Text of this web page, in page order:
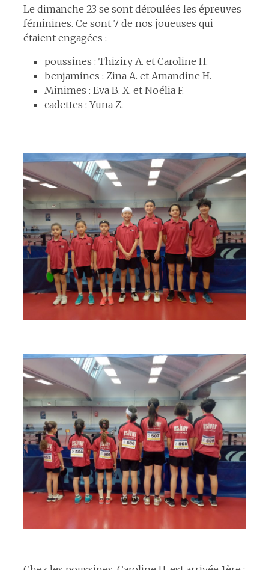
Le dimanche 23 se sont déroulées les épreuves
féminines. Ce sont 7 de nos joueuses qui
étaient engagées :
poussines : Thiziry A. et Caroline H.
benjamines : Zina A. et Amandine H.
Minimes : Eva B. X. et Noélia F.
cadettes : Yuna Z.